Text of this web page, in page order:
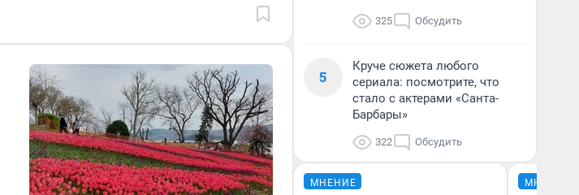
325 Обсудить
5
Круче сюжета любого
сериала: посмотрите, что
стало с актерами «Санта-
Барбары»
322 Обсудить
МНЕНИЕ МНЕНИЕ